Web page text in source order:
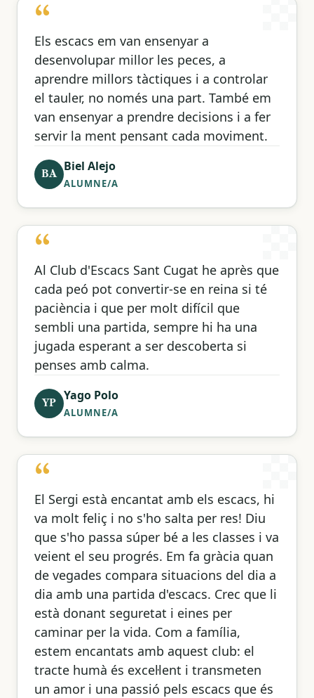
“
Els escacs em van ensenyar a
desenvolupar millor les peces, a
aprendre millors tàctiques i a controlar
el tauler, no només una part. També em
van ensenyar a prendre decisions i a fer
servir la ment pensant cada moviment.
BA Biel Alejo
ALUMNE/A
“
Al Club d'Escacs Sant Cugat he après que
cada peó pot convertir-se en reina si té
paciència i que per molt difícil que
sembli una partida, sempre hi ha una
jugada esperant a ser descoberta si
penses amb calma.
YP Yago Polo
ALUMNE/A
“
El Sergi està encantat amb els escacs, hi
va molt feliç i no s'ho salta per res! Diu
que s'ho passa súper bé a les classes i va
veient el seu progrés. Em fa gràcia quan
de vegades compara situacions del dia a
dia amb una partida d'escacs. Crec que li
està donant seguretat i eines per
caminar per la vida. Com a família,
estem encantats amb aquest club: el
tracte humà és excel·lent i transmeten
un amor i una passió pels escacs que és